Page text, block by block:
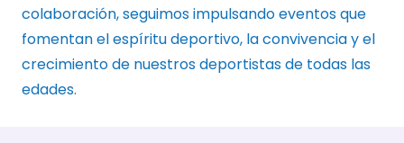
colaboración, seguimos impulsando eventos que
fomentan el espíritu deportivo, la convivencia y el
crecimiento de nuestros deportistas de todas las
edades.